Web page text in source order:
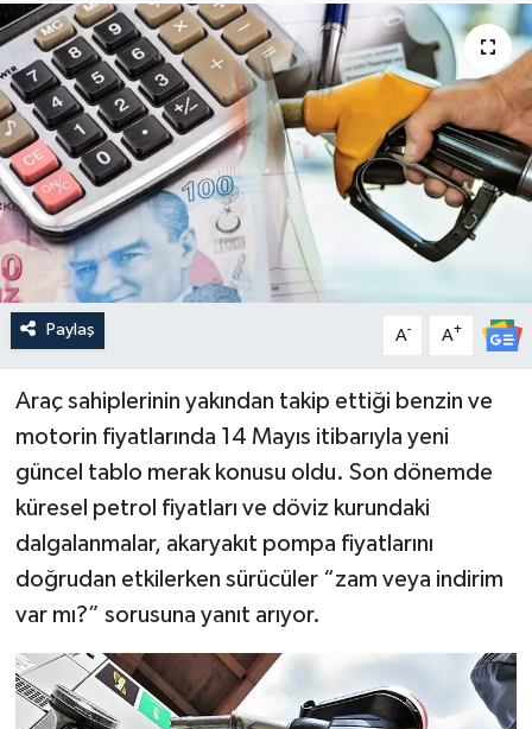
Paylaş A- A+
Araç sahiplerinin yakından takip ettiği benzin ve
motorin fiyatlarında 14 Mayıs itibarıyla yeni
güncel tablo merak konusu oldu. Son dönemde
küresel petrol fiyatları ve döviz kurundaki
dalgalanmalar, akaryakıt pompa fiyatlarını
doğrudan etkilerken sürücüler “zam veya indirim
var mı?” sorusuna yanıt arıyor.